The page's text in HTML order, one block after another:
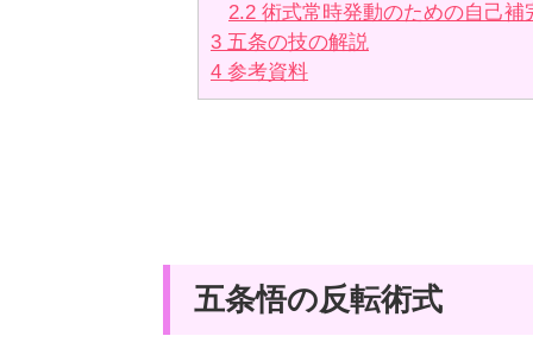
2.2 術式常時発動のための自己補
3 五条の技の解説
4 参考資料
五条悟の反転術式